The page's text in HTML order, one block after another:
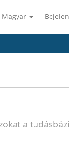
Magyar